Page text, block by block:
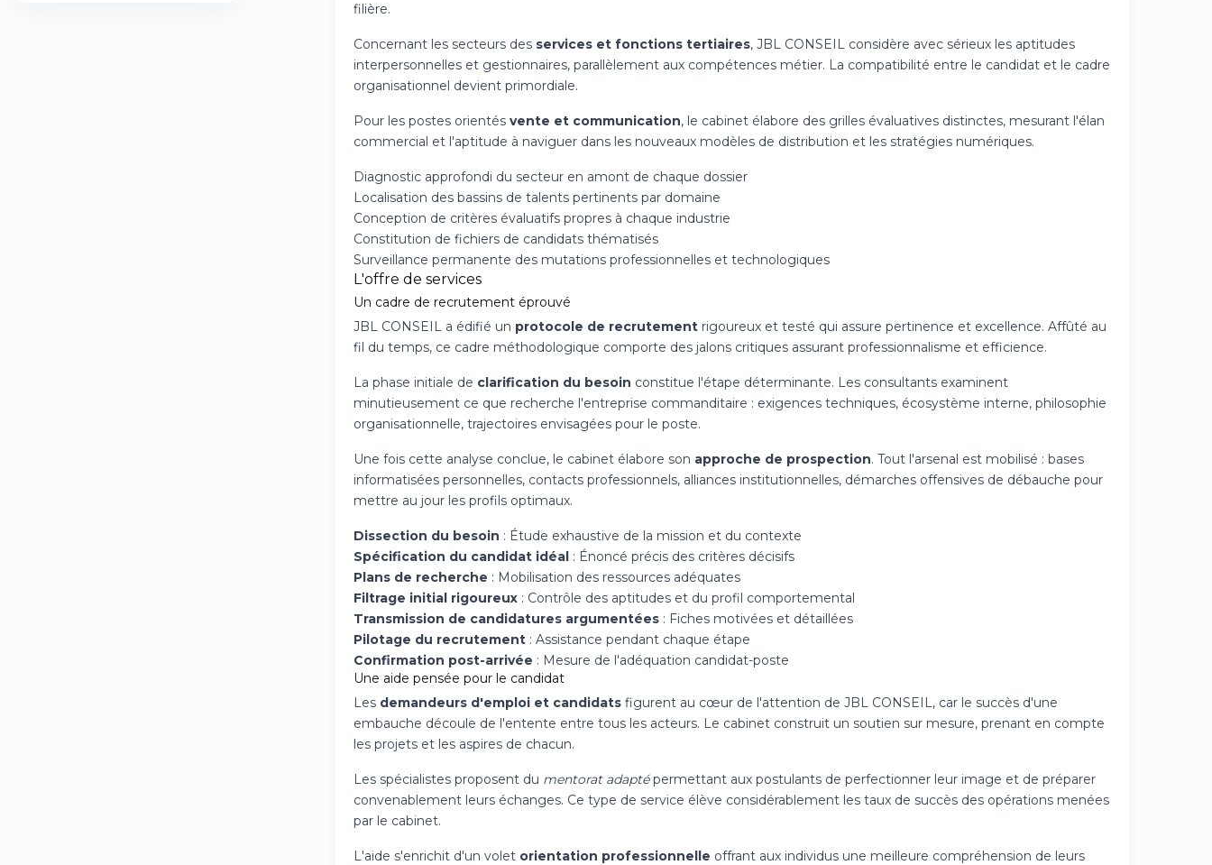
filière.
Concernant les secteurs des services et fonctions tertiaires, JBL CONSEIL considère avec sérieux les aptitudes
interpersonnelles et gestionnaires, parallèlement aux compétences métier. La compatibilité entre le candidat et le cadre
organisationnel devient primordiale.
Pour les postes orientés vente et communication, le cabinet élabore des grilles évaluatives distinctes, mesurant l'élan
commercial et l'aptitude à naviguer dans les nouveaux modèles de distribution et les stratégies numériques.
Diagnostic approfondi du secteur en amont de chaque dossier
Localisation des bassins de talents pertinents par domaine
Conception de critères évaluatifs propres à chaque industrie
Constitution de fichiers de candidats thématisés
Surveillance permanente des mutations professionnelles et technologiques
L'offre de services
Un cadre de recrutement éprouvé
JBL CONSEIL a édifié un protocole de recrutement rigoureux et testé qui assure pertinence et excellence. Affûté au
fil du temps, ce cadre méthodologique comporte des jalons critiques assurant professionnalisme et efficience.
La phase initiale de clarification du besoin constitue l'étape déterminante. Les consultants examinent
minutieusement ce que recherche l'entreprise commanditaire : exigences techniques, écosystème interne, philosophie
organisationnelle, trajectoires envisagées pour le poste.
Une fois cette analyse conclue, le cabinet élabore son approche de prospection. Tout l'arsenal est mobilisé : bases
informatisées personnelles, contacts professionnels, alliances institutionnelles, démarches offensives de débauche pour
mettre au jour les profils optimaux.
Dissection du besoin : Étude exhaustive de la mission et du contexte
Spécification du candidat idéal : Énoncé précis des critères décisifs
Plans de recherche : Mobilisation des ressources adéquates
Filtrage initial rigoureux : Contrôle des aptitudes et du profil comportemental
Transmission de candidatures argumentées : Fiches motivées et détaillées
Pilotage du recrutement : Assistance pendant chaque étape
Confirmation post-arrivée : Mesure de l'adéquation candidat-poste
Une aide pensée pour le candidat
Les demandeurs d'emploi et candidats figurent au cœur de l'attention de JBL CONSEIL, car le succès d'une
embauche découle de l'entente entre tous les acteurs. Le cabinet construit un soutien sur mesure, prenant en compte
les projets et les aspires de chacun.
Les spécialistes proposent du mentorat adaptépermettant aux postulants de perfectionner leur image et de préparer
convenablement leurs échanges. Ce type de service élève considérablement les taux de succès des opérations menées
par le cabinet.
L'aide s'enrichit d'un volet orientation professionnelle offrant aux individus une meilleure compréhension de leurs